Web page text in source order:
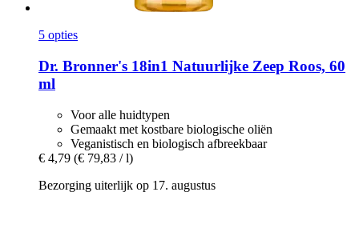
5 opties
Dr. Bronner's 18in1 Natuurlijke Zeep Roos, 60
ml
Voor alle huidtypen
Gemaakt met kostbare biologische oliën
Veganistisch en biologisch afbreekbaar
€ 4,79 (€ 79,83 / l)
Bezorging uiterlijk op 17. augustus